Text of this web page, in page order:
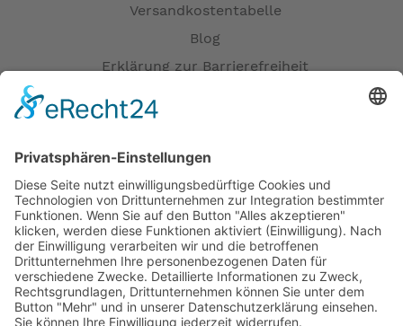
Versandkostentabelle
Blog
Erklärung zur Barrierefreiheit
Öffnungszeiten
Versandpartner
Verfügbarkeiten
Zahlung und Versand
Datenschutz
Fernabsatz
Widerrufsrecht MS